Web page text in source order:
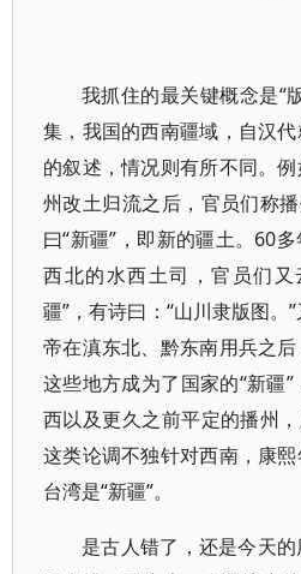
我抓住的最关键概念是“
集，我国的西南疆域，自汉
的叙述，情况则有所不同。
州改土归流之后，官员们称
曰“新疆”，即新的疆土。60
西北的水西土司，官员们
疆”，有诗曰：“山川隶版图。
帝在滇东北、黔东南用兵之
这些地方成为了国家的“新疆
西以及更久之前平定的播州，
这类论调不独针对西南，康
台湾是“新疆”。
是古人错了，还是今天